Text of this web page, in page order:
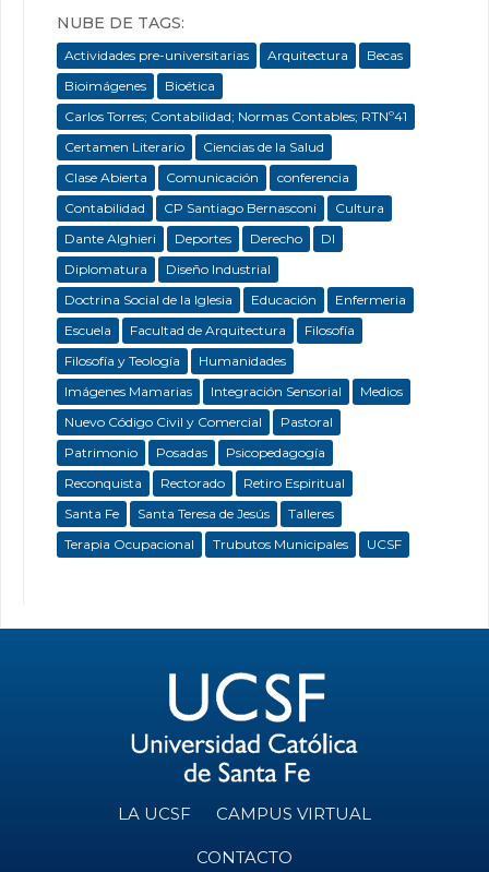
NUBE DE TAGS:
Actividades pre-universitarias Arquitectura
Becas
Bioimágenes
Bioética
Carlos Torres; Contabilidad; Normas Contables; RTNº41
Certamen Literario
Ciencias de la Salud
Clase Abierta
Comunicación
conferencia
Contabilidad
CP Santiago Bernasconi
Cultura
Dante Alghieri
Deportes Derecho
DI
Diplomatura
Diseño Industrial
Doctrina Social de la Iglesia
Educación
Enfermeria
Escuela
Facultad de Arquitectura
Filosofía
Filosofía y Teología
Humanidades
Imágenes Mamarias
Integración Sensorial
Medios
Nuevo Código Civil y Comercial
Pastoral
Patrimonio
Posadas
Psicopedagogía
Reconquista
Rectorado
Retiro Espiritual
Santa Fe
Santa Teresa de Jesús
Talleres
Terapia Ocupacional
Trubutos Municipales UCSF
LA UCSF CAMPUS VIRTUAL
CONTACTO